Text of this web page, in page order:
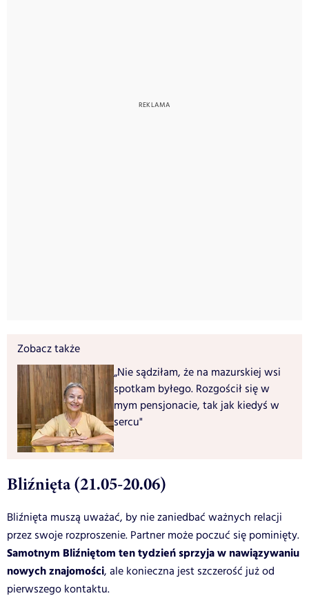
Zobacz także
„Nie sądziłam, że na mazurskiej wsi
spotkam byłego. Rozgościł się w
mym pensjonacie, tak jak kiedyś w
sercu"
Bliźnięta (21.05-20.06)
Bliźnięta muszą uważać, by nie zaniedbać ważnych relacji
przez swoje rozproszenie. Partner może poczuć się pominięty.
Samotnym Bliźniętom ten tydzień sprzyja w nawiązywaniu
nowych znajomości, ale konieczna jest szczerość już od
pierwszego kontaktu.